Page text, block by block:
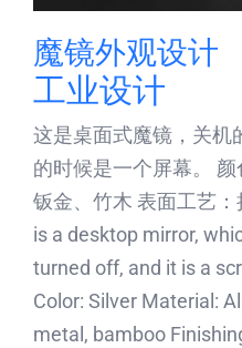
魔镜外观设计
工业设计
这是桌面式魔镜，关机
的时候是一个屏幕。 颜
钣金、竹木 表面工艺
is a desktop mirror,
turned off, and it is a
Color: Silver Material:
metal, bamboo